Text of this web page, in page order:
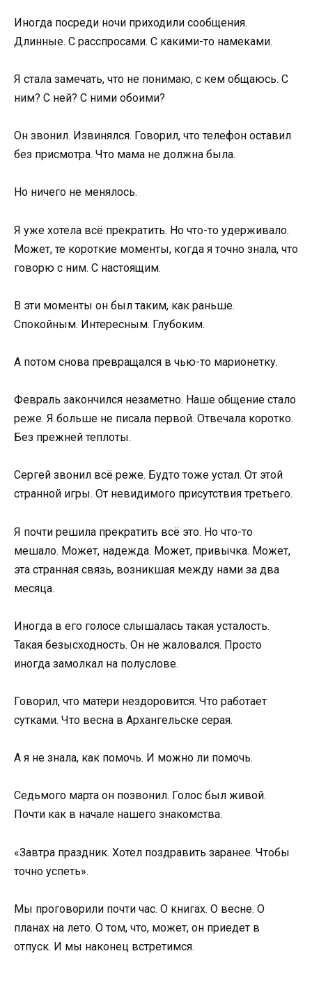
Иногда посреди ночи приходили сообщения.
Длинные. С расспросами. С какими-то намеками.
Я стала замечать, что не понимаю, с кем общаюсь. С
ним? С ней? С ними обоими?
Он звонил. Извинялся. Говорил, что телефон оставил
без присмотра. Что мама не должна была.
Но ничего не менялось.
Я уже хотела всё прекратить. Но что-то удерживало.
Может, те короткие моменты, когда я точно знала, что
говорю с ним. С настоящим.
В эти моменты он был таким, как раньше.
Спокойным. Интересным. Глубоким.
А потом снова превращался в чью-то марионетку.
Февраль закончился незаметно. Наше общение стало
реже. Я больше не писала первой. Отвечала коротко.
Без прежней теплоты.
Сергей звонил всё реже. Будто тоже устал. От этой
странной игры. От невидимого присутствия третьего.
Я почти решила прекратить всё это. Но что-то
мешало. Может, надежда. Может, привычка. Может,
эта странная связь, возникшая между нами за два
месяца.
Иногда в его голосе слышалась такая усталость.
Такая безысходность. Он не жаловался. Просто
иногда замолкал на полуслове.
Говорил, что матери нездоровится. Что работает
сутками. Что весна в Архангельске серая.
А я не знала, как помочь. И можно ли помочь.
Седьмого марта он позвонил. Голос был живой.
Почти как в начале нашего знакомства.
«Завтра праздник. Хотел поздравить заранее. Чтобы
точно успеть».
Мы проговорили почти час. О книгах. О весне. О
планах на лето. О том, что, может, он приедет в
отпуск. И мы наконец встретимся.